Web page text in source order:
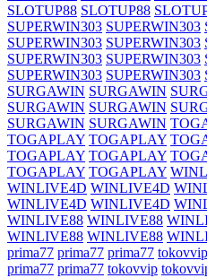
SLOTUP88 SLOTUP88
SUPERWIN303 SUPERWIN303
SUPERWIN303 SUPERWIN303
SUPERWIN303 SUPERWIN303
SUPERWIN303 SUPERWIN303
SURGAWIN SURGAWIN
SURGAWIN SURGAWIN
SURGAWIN SURGAWIN
TOGAPLAY TOGAPLAY
TOGAPLAY TOGAPLAY
TOGAPLAY TOGAPLAY
WINLIVE4D WINLIVE4D
WINLIVE4D WINLIVE4D
WINLIVE88 WINLIVE88
WINLIVE88 WINLIVE88
prima77 prima77 prima77 tokovvip
prima77 prima77 tokovvip